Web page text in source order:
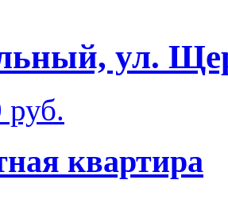
ул.
руб.
квартира